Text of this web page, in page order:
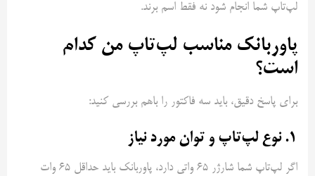
لپ‌تاپ شما انجام شود نه فقط اسم برند.
پاوربانک مناسب لپ‌تاپ من کدام
است؟
برای پاسخ دقیق، باید سه فاکتور را باهم بررسی کنید:
۱. نوع لپ‌تاپ و توان مورد نیاز
اگر لپ‌تاپ شما شارژر ۶۵ واتی دارد، پاوربانک باید حداقل ۶۵ وات